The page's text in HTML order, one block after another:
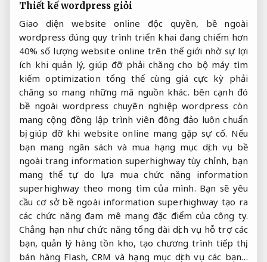
Thiết kế wordpress giỏi
Giao diện website online độc quyền, bề ngoài
wordpress đúng quy trình triển khai đang chiếm hơn
40% số lượng website online trên thế giới nhờ sự lợi
ích khi quản lý, giúp đỡ phải chăng cho bộ máy tìm
kiếm optimization tổng thể cùng giá cực kỳ phải
chăng so mang những mã nguồn khác. bên cạnh đó
bề ngoài wordpress chuyên nghiệp wordpress còn
mang cộng đồng lập trình viên đông đảo luôn chuẩn
bị giúp đỡ khi website online mang gặp sự cố. Nếu
bạn mang ngân sách và mua hạng mục dịch vụ bề
ngoài trang information superhighway tùy chỉnh, bạn
mang thể tự do lựa mua chức năng information
superhighway theo mong tìm của mình. Bạn sẽ yêu
cầu cơ sở bề ngoài information superhighway tạo ra
các chức năng đam mê mang đặc điểm của công ty.
Chẳng hạn như chức năng tổng đài dịch vụ hỗ trợ các
bạn, quản lý hàng tồn kho, tạo chương trình tiếp thị,
bán hàng Flash, CRM và hạng mục dịch vụ các bạn…